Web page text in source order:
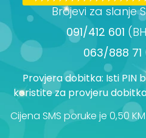
Brojevi za slanje
091/412 601
063/888 71
Provjera dobitka: Isti PIN
koristite za provjeru
Cijena SMS poruke je 0,50